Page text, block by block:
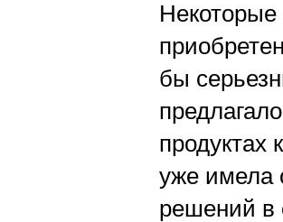
бы
продуктах
уже имела
решений в